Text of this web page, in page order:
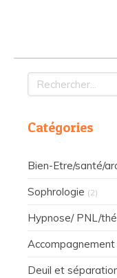
Rechercher
Catégories
Bien-Etre/santé/
Sophrologie (2)
Hypnose/ PNL/
Deuil et